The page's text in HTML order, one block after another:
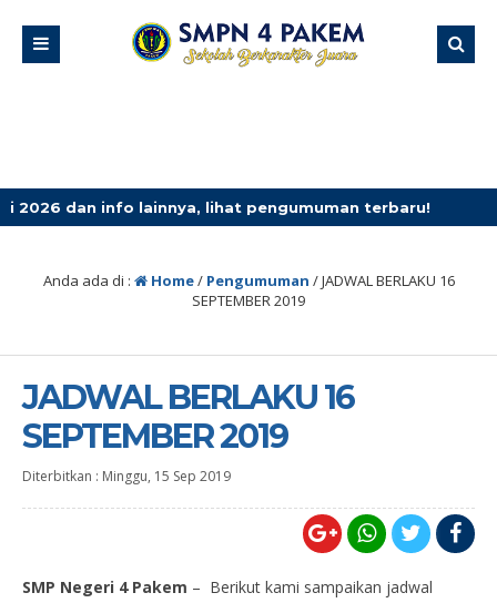
info lainnya, lihat pengumuman terbaru! 1 bulan
Anda ada di : Home/ Pengumuman /JADWAL BERLAKU 16
SEPTEMBER 2019
JADWAL BERLAKU 16
SEPTEMBER 2019
Diterbitkan : Minggu, 15 Sep 2019
SMP Negeri 4 Pakem – Berikut kami sampaikan jadwal